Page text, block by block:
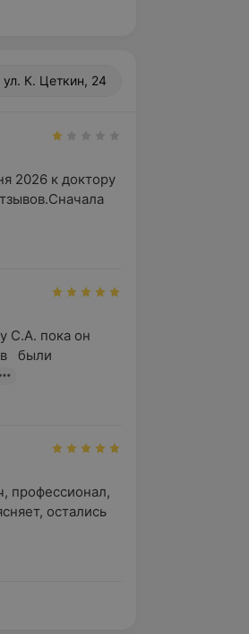
К. Цеткин, 24
2026 к доктору
С.А. пока он
были
профессионал,
остались